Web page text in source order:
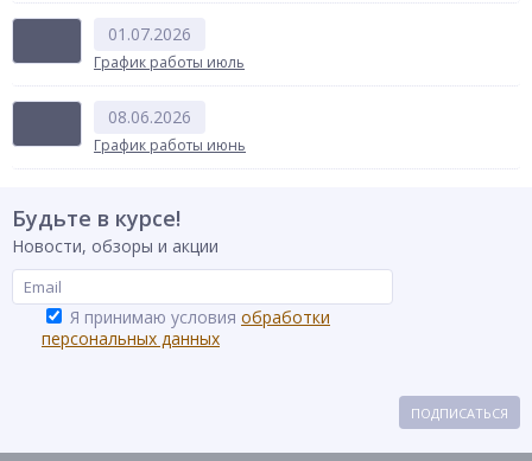
01.07.2026
График работы июль
08.06.2026
График работы июнь
Будьте в курсе!
Новости, обзоры и акции
Я принимаю условия обработки
персональных данных
ПОДПИСАТЬСЯ